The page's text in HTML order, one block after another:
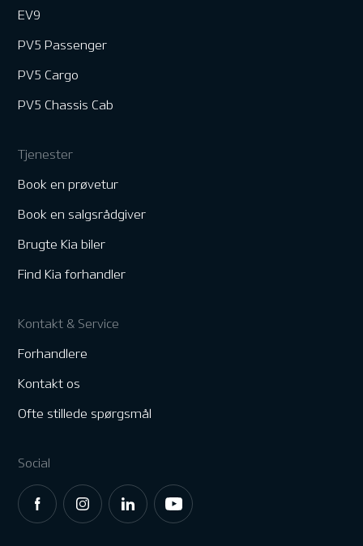
EV9
PV5 Passenger
PV5 Cargo
PV5 Chassis Cab
Tjenester
Book en prøvetur
Book en salgsrådgiver
Brugte Kia biler
Find Kia forhandler
Kontakt & Service
Forhandlere
Kontakt os
Ofte stillede spørgsmål
Social